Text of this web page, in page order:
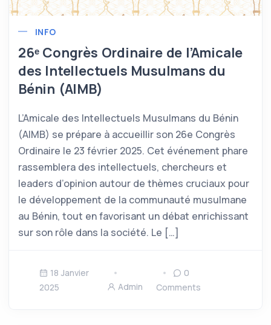
INFO
26ᵉ Congrès Ordinaire de l’Amicale
des Intellectuels Musulmans du
Bénin (AIMB)
L’Amicale des Intellectuels Musulmans du Bénin
(AIMB) se prépare à accueillir son 26e Congrès
Ordinaire le 23 février 2025. Cet événement phare
rassemblera des intellectuels, chercheurs et
leaders d’opinion autour de thèmes cruciaux pour
le développement de la communauté musulmane
au Bénin, tout en favorisant un débat enrichissant
sur son rôle dans la société. Le […]
18 Janvier
2025
Admin
0
Comments